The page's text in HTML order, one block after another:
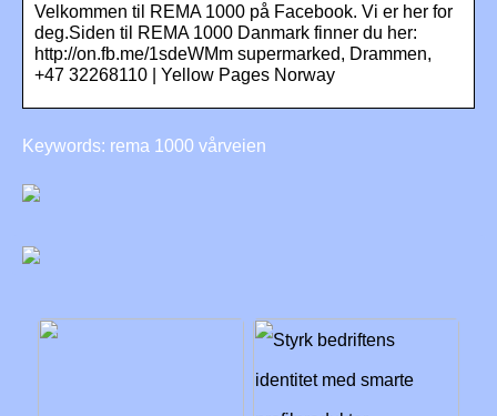
Velkommen til REMA 1000 på Facebook. Vi er her for
deg.Siden til REMA 1000 Danmark finner du her:
http://on.fb.me/1sdeWMm supermarked, Drammen,
+47 32268110 | Yellow Pages Norway
Keywords: rema 1000 vårveien